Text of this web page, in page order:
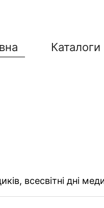
Каталоги
всесвітні дні